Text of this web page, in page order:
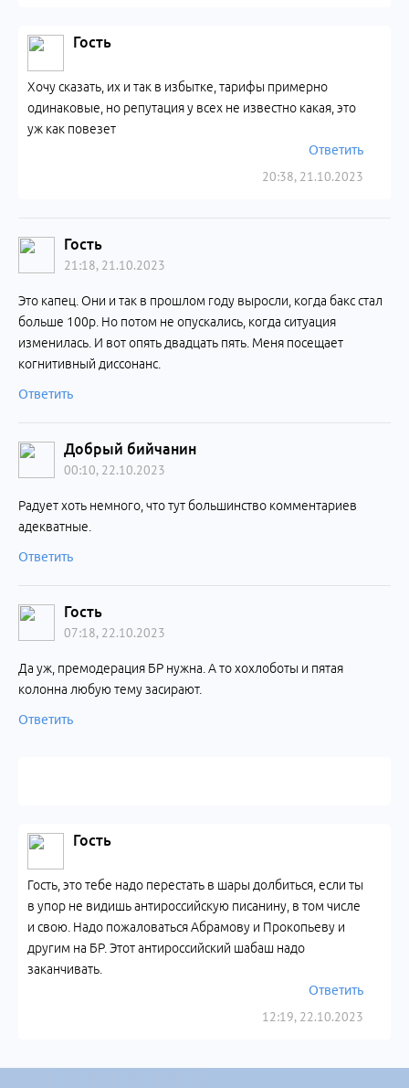
Гость
20:38, 21.10.2023
Хочу сказать, их и так в избытке, тарифы примерно
одинаковые, но репутация у всех не известно какая, это
уж как повезет
Ответить
Гость
21:18, 21.10.2023
Это капец. Они и так в прошлом году выросли, когда бакс стал
больше 100р. Но потом не опускались, когда ситуация
изменилась. И вот опять двадцать пять. Меня посещает
когнитивный диссонанс.
Ответить
Добрый бийчанин
00:10, 22.10.2023
Радует хоть немного, что тут большинство комментариев
адекватные.
Ответить
Гость
07:18, 22.10.2023
Да уж, премодерация БР нужна. А то хохлоботы и пятая
колонна любую тему зacирaют.
Ответить
Гость
12:19, 22.10.2023
Гость, это тебе надо перестать в шары долбиться, если ты
в упор не видишь антироссийскую писанину, в том числе
и свою. Надо пожаловаться Абрамову и Прокопьеву и
другим на БР. Этот антироссийский шабаш надо
заканчивать.
Ответить